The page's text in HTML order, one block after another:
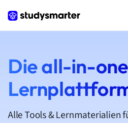
Die all-in-one
Alle Tools & Lernmaterialien